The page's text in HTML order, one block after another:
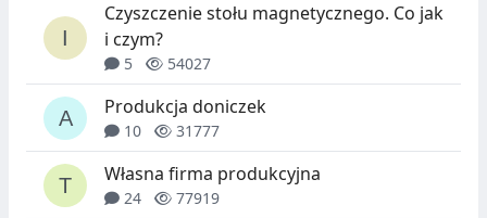
Czyszczenie stołu magnetycznego. Co jak
i czym?
5 54027
Produkcja doniczek
10 31777
Własna firma produkcyjna
24 77919